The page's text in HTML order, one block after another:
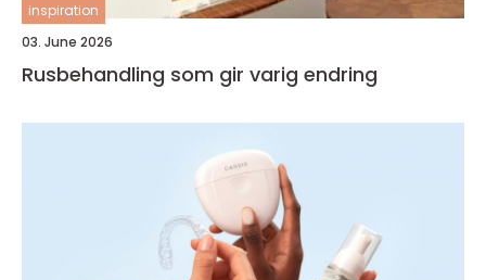
inspiration
03. June 2026
Rusbehandling som gir varig endring